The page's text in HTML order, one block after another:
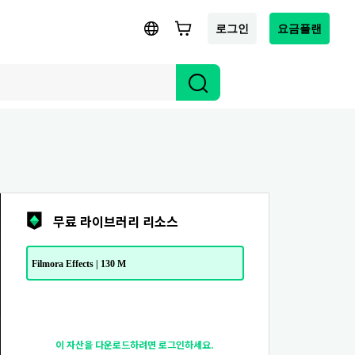
로그인 요금플랜
무료 라이브러리 리소스
Filmora Effects | 130 M
이 자산을 다운로드하려면 로그인하세요.